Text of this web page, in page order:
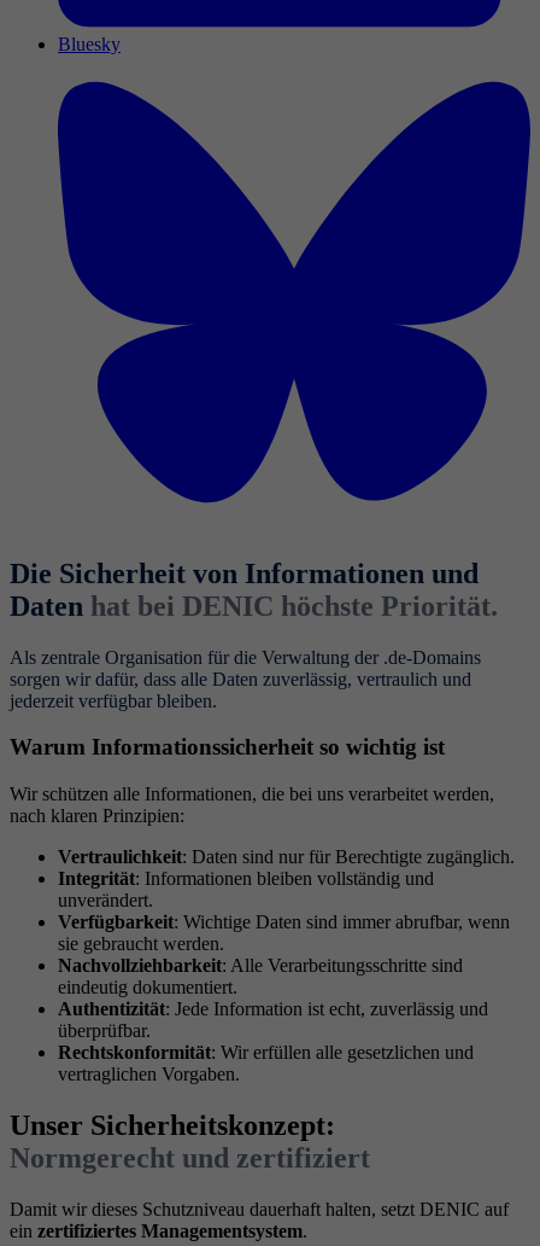
Bluesky
Die Sicherheit von Informationen und
Daten hat bei DENIC höchste Priorität.
Als zentrale Organisation für die Verwaltung der .de-Domains
sorgen wir dafür, dass alle Daten zuverlässig, vertraulich und
jederzeit verfügbar bleiben.
Warum Informationssicherheit so wichtig ist
Wir schützen alle Informationen, die bei uns verarbeitet werden,
nach klaren Prinzipien:
Vertraulichkeit: Daten sind nur für Berechtigte zugänglich.
Integrität: Informationen bleiben vollständig und
unverändert.
Verfügbarkeit: Wichtige Daten sind immer abrufbar, wenn
sie gebraucht werden.
Nachvollziehbarkeit: Alle Verarbeitungsschritte sind
eindeutig dokumentiert.
Authentizität: Jede Information ist echt, zuverlässig und
überprüfbar.
Rechtskonformität: Wir erfüllen alle gesetzlichen und
vertraglichen Vorgaben.
Unser Sicherheitskonzept:
Normgerecht und zertifiziert
Damit wir dieses Schutzniveau dauerhaft halten, setzt DENIC auf
ein zertifiziertes Managementsystem.